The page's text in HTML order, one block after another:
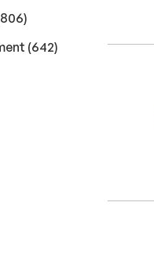
résultats
)
(642résultats
)